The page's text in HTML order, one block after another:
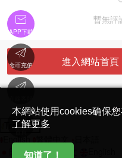
暫無評
進入網站首
'
Translate
日本語
繁體中文
本網站使用cookies确保
了解更多
知道了！

APP下載

金币充值

